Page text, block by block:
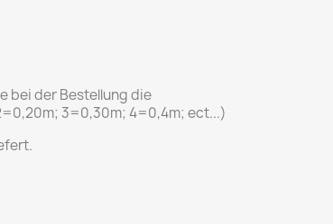
bei der Bestellung die
3=0,30m; 4=0,4m; ect...)